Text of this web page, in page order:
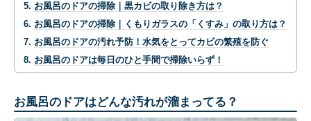
お風呂のドアの掃除｜黒カビの取り除き方は？
お風呂のドアの掃除｜くもりガラスの「くすみ」の取り方は？
お風呂のドアの汚れ予防！水気をとってカビの繁殖を防ぐ
お風呂のドアは毎日のひと手間で掃除いらず！
お風呂のドアはどんな汚れが溜まってる？